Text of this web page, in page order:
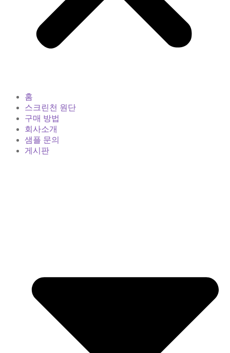
홈
스크린천 원단
구매 방법
회사소개
샘플 문의
게시판